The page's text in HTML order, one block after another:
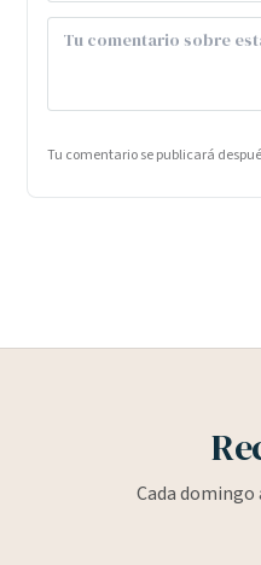
Tu comentario se publicará
Cada